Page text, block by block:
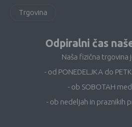
Trgovina
Odpiralni čas
Naša fizična trgovina
- od PONEDELJKA do
- ob SOBOTAH
- ob nedeljah in praznikih